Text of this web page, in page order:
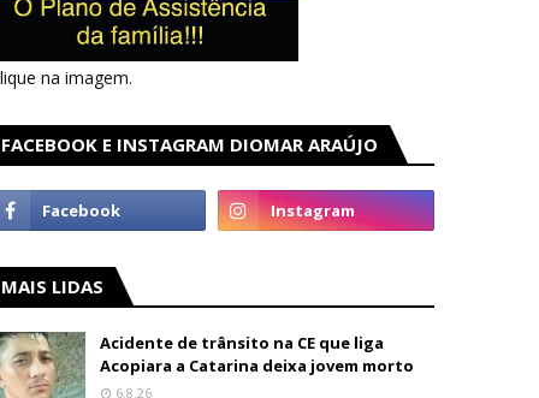
na imagem.
FACEBOOK E INSTAGRAM DIOMAR ARAÚJO
MAIS LIDAS
Acidente de trânsito na CE que liga
Acopiara a Catarina deixa jovem morto
6.8.26